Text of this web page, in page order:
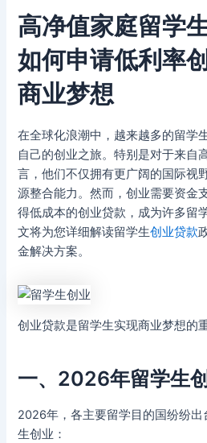
高净值家庭留学
如何申请低利率
商业梦想
在全球化浪潮中，越来越多的留学
自己的创业之旅。特别是对于来自
言，他们不仅拥有更广阔的国际视
源整合能力。然而，创业需要资金
得低成本的创业贷款，成为许多留
文将为您详细解读留学生创业贷款
金解决方案。
创业贷款是留学生实现商业梦想的
一、2026年留学生
2026年，各主要留学目的国纷纷
生创业：